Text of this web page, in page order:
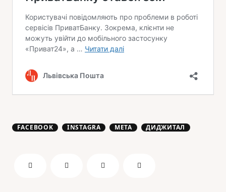
FACEBOOK INSTAGRA META ДИДЖИТАЛ